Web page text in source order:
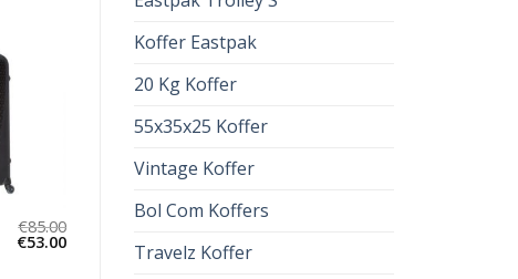
Koffer Eastpak
20 Kg Koffer
55x35x25 Koffer
Vintage Koffer
Bol Com Koffers
Travelz Koffer
€85.00
€53.00